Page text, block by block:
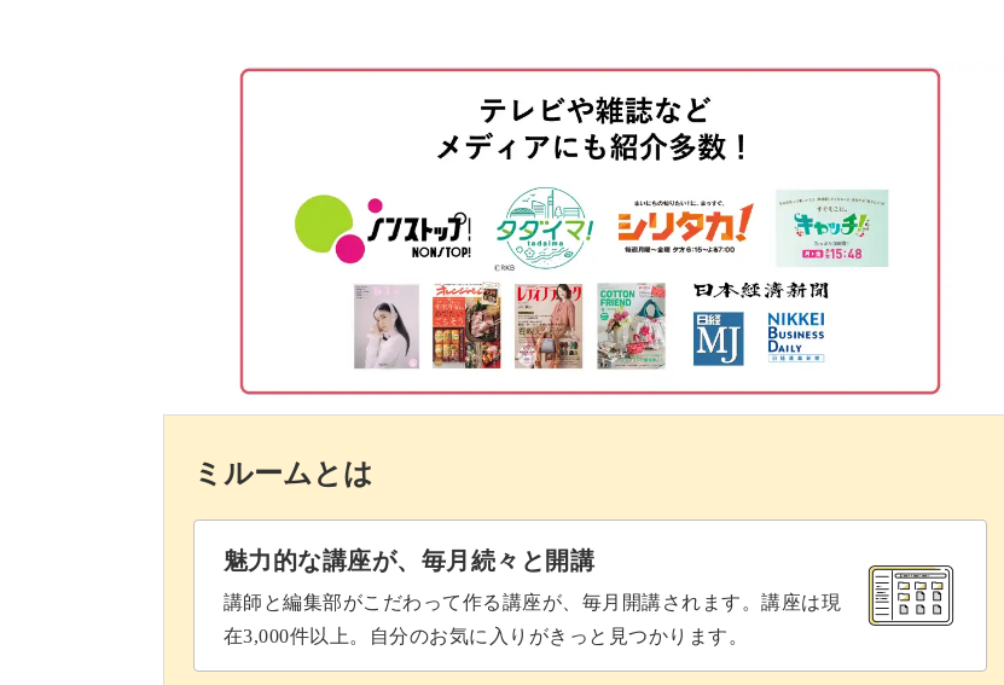
今回はオレンジ・ブルー・グリーンを使っていますが、
お好みに合わせて変えると、また違ったグラデーションが現れます。
何回もカラーは重ねることができますので、
さまざまなカラーを重ねて、芸術的なデザインを生み出しましょう！
仕上げに、他のレッスンで習得した絵付けの技法と合わせたり
オリジナルのデザインを施したりすると、より豪華なデザインの食器に。
作り方をマスターして、様々な作品にアレンジしてみてくださいね。
ぜひこの機会にチャレンジして、
偶然生み出されるデザインを楽しみながら、食卓を華やかに彩ってみてはいかがでしょ
準備したラスターを使って模様を作る
別カラーを作りたいときの方法
再びカップをつけて模様を重ねる
プレートに模様をつける方法
ラスターが乾いてもお水だけ残っている場合の対処法
まとめ
ミルームとは
魅力的な講座が、毎月続々と開講
講師と編集部がこだわって作る講座が、毎月開講されます。講座は現
在3,000件以上。自分のお気に入りがきっと見つかります。